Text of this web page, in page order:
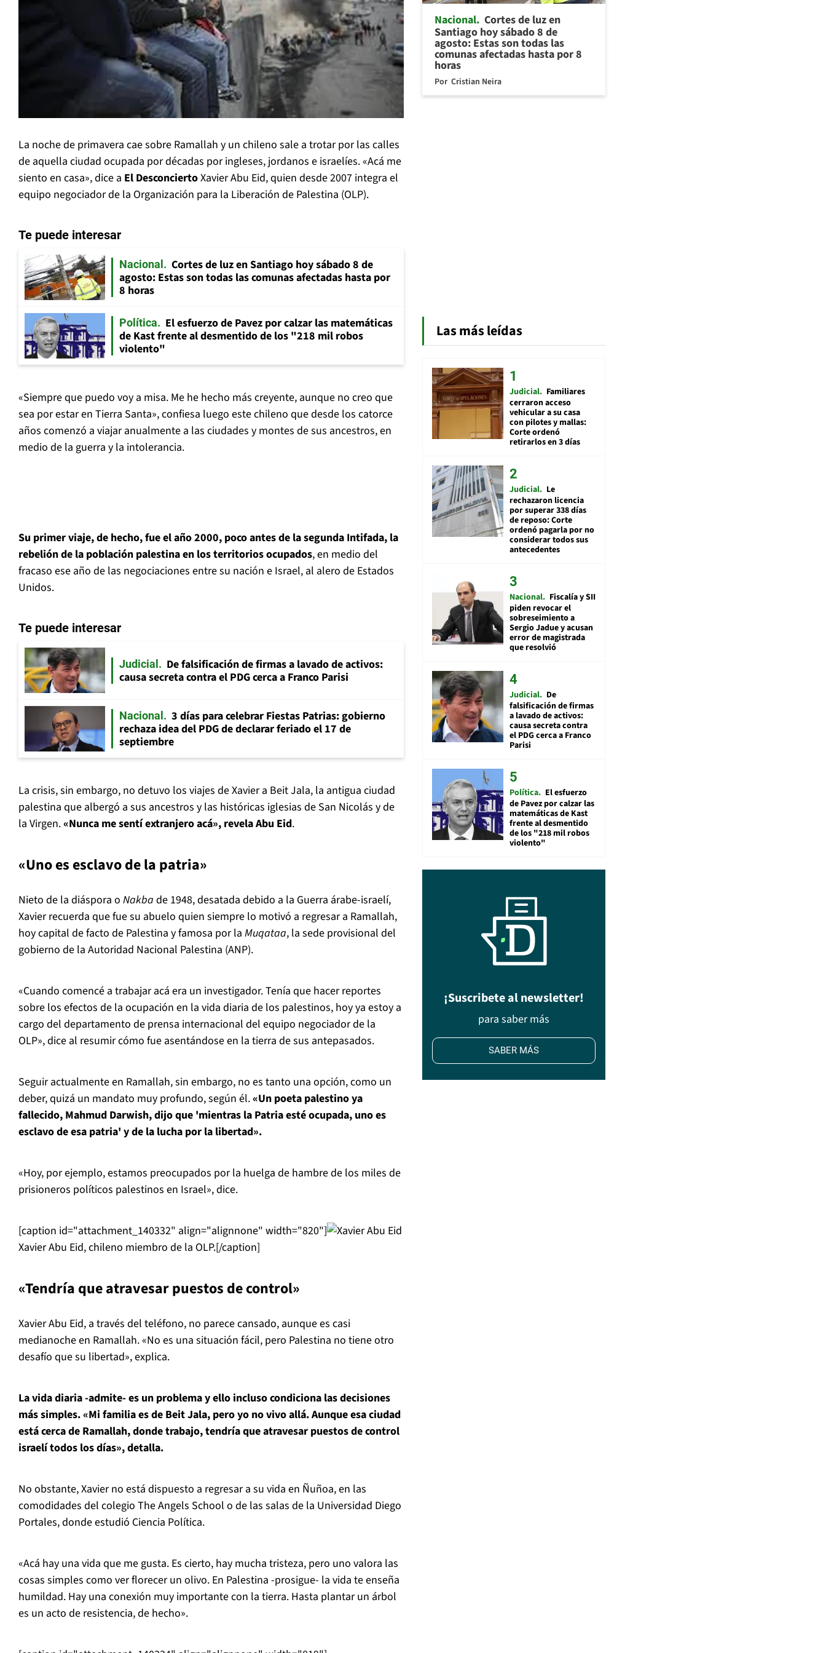
La noche de primavera cae sobre Ramallah y un chileno sale a trotar por las calles
de aquella ciudad ocupada por décadas por ingleses, jordanos e israelíes. «Acá me
siento en casa», dice a El DesconciertoXavier Abu Eid, quien desde 2007 integra el
equipo negociador de la Organización para la Liberación de Palestina (OLP).
Te puede interesar
Nacional
Cortes de luz en Santiago hoy sábado 8 de
agosto: Estas son todas las comunas afectadas hasta por
8 horas
Política
El esfuerzo de Pavez por calzar las matemáticas
de Kast frente al desmentido de los "218 mil robos
violento"
«Siempre que puedo voy a misa. Me he hecho más creyente, aunque no creo que
sea por estar en Tierra Santa», confiesa luego este chileno que desde los catorce
años comenzó a viajar anualmente a las ciudades y montes de sus ancestros, en
medio de la guerra y la intolerancia.
Su primer viaje, de hecho, fue el año 2000, poco antes de la segunda Intifada, la
rebelión de la población palestina en los territorios ocupados, en medio del
fracaso ese año de las negociaciones entre su nación e Israel, al alero de Estados
Unidos.
Te puede interesar
Judicial
De falsificación de firmas a lavado de activos:
causa secreta contra el PDG cerca a Franco Parisi
Nacional
3 días para celebrar Fiestas Patrias: gobierno
rechaza idea del PDG de declarar feriado el 17 de
septiembre
La crisis, sin embargo, no detuvo los viajes de Xavier a Beit Jala, la antigua ciudad
palestina que albergó a sus ancestros y las históricas iglesias de San Nicolás y de
la Virgen.«Nunca me sentí extranjero acá», revela Abu Eid.
«Uno es esclavo de la patria»
Nieto de la diáspora o Nakba de 1948, desatada debido a la Guerra árabe-israelí,
Xavier recuerda que fue su abuelo quien siempre lo motivó a regresar a Ramallah,
hoy capital de facto de Palestina y famosa por la Muqataa, la sede provisional del
gobierno de la Autoridad Nacional Palestina (ANP).
«Cuando comencé a trabajar acá era un investigador. Tenía que hacer reportes
sobre los efectos de la ocupación en la vida diaria de los palestinos, hoy ya estoy a
cargo del departamento de prensa internacional del equipo negociador de la
OLP», dice al resumir cómo fue asentándose en la tierra de sus antepasados.
Seguir actualmente en Ramallah, sin embargo, no es tanto una opción, como un
deber, quizá un mandato muy profundo, según él.«Un poeta palestino ya
fallecido, Mahmud Darwish, dijo que 'mientras la Patria esté ocupada, uno es
esclavo de esa patria' y de la lucha por la libertad».
«Hoy, por ejemplo, estamos preocupados por la huelga de hambre de los miles de
prisioneros políticos palestinos en Israel», dice.
[caption id="attachment_140332" align="alignnone" width="820"]
Xavier Abu Eid, chileno miembro de la OLP.[/caption]
«Tendría que atravesar puestos de control»
Xavier Abu Eid, a través del teléfono, no parece cansado, aunque es casi
medianoche en Ramallah. «No es una situación fácil, pero Palestina no tiene otro
desafío que su libertad», explica.
La vida diaria -admite- es un problema y ello incluso condiciona las decisiones
más simples. «Mi familia es de Beit Jala, pero yo no vivo allá. Aunque esa ciudad
está cerca de Ramallah, donde trabajo, tendría que atravesar puestos de control
israelí todos los días», detalla.
No obstante, Xavier no está dispuesto a regresar a su vida en Ñuñoa, en las
comodidades del colegio The Angels School o de las salas de la Universidad Diego
Portales, donde estudió Ciencia Política.
«Acá hay una vida que me gusta. Es cierto, hay mucha tristeza, pero uno valora las
cosas simples como ver florecer un olivo. En Palestina -prosigue- la vida te enseña
humildad. Hay una conexión muy importante con la tierra. Hasta plantar un árbol
es un acto de resistencia, de hecho».
Nacional Cortes de luz en
Santiago hoy sábado 8 de
agosto: Estas son todas las
comunas afectadas hasta por 8
horas
Por Cristian Neira
Las más leídas
Judicial Familiares
cerraron acceso
vehicular a su casa
con pilotes y mallas:
Corte ordenó
retirarlos en 3 días
Judicial Le
rechazaron licencia
por superar 338 días
de reposo: Corte
ordenó pagarla por no
considerar todos sus
antecedentes
Nacional Fiscalía y SII
piden revocar el
sobreseimiento a
Sergio Jadue y acusan
error de magistrada
que resolvió
Judicial De
falsificación de firmas
a lavado de activos:
causa secreta contra
el PDG cerca a Franco
Parisi
Política El esfuerzo
de Pavez por calzar las
matemáticas de Kast
frente al desmentido
de los "218 mil robos
violento"
¡Suscribete al newsletter!
para saber más
SABER MÁS